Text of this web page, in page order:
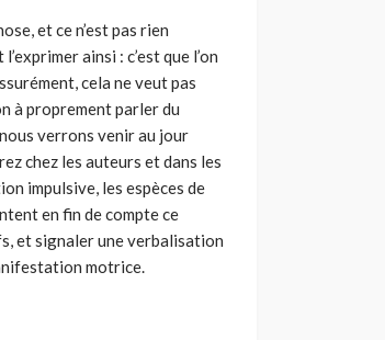
et ce n’est pas rien
ainsi : c’est que l’on
cela ne veut pas
à proprement parler du
verrons venir au jour
chez les auteurs et dans les
impulsive, les espèces de
en fin de compte ce
et signaler une verbalisation
motrice.